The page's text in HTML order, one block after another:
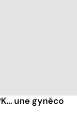
une gynéco